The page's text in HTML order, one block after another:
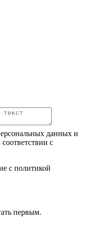
данных и
с
с политикой
первым.